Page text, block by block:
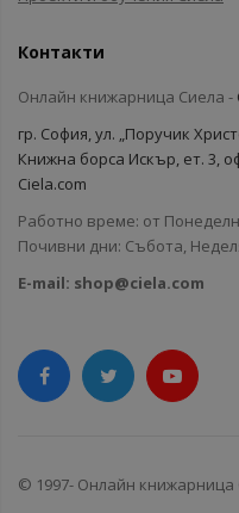
Контакти
Онлайн книжарница Сиела -
гр. София, ул. „Поручик
Книжна борса Искър, ет. 3,
Ciela.com
Работно време: от
Почивни дни: Събота,
E-mail: shop@ciela.com
© 1997- Онлайн книжарница